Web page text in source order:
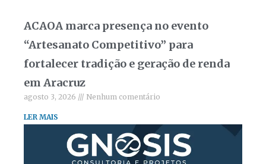
ACAOA marca presença no evento
“Artesanato Competitivo” para
fortalecer tradição e geração de renda
em Aracruz
agosto 3, 2026 Nenhum comentário
LER MAIS